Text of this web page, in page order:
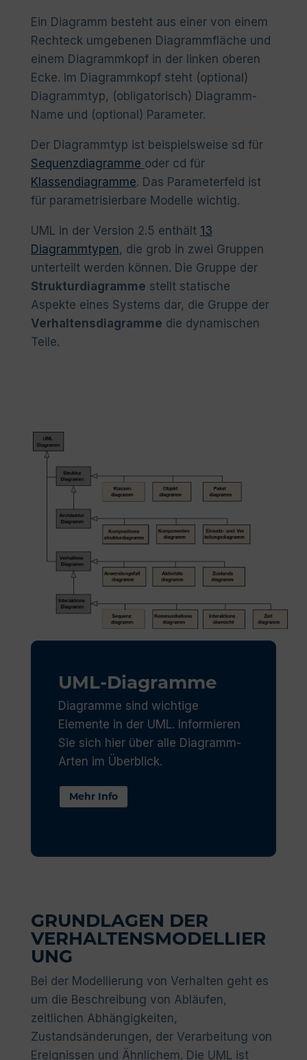
Ein Diagramm besteht aus einer von einem
Rechteck umgebenen Diagrammfläche und
einem Diagrammkopf in der linken oberen
Ecke. Im Diagrammkopf steht (optional)
Diagrammtyp, (obligatorisch) Diagramm-
Name und (optional) Parameter.
Der Diagrammtyp ist beispielsweise sd für
Sequenzdiagramme oder cd für
Klassendiagramme. Das Parameterfeld ist
für parametrisierbare Modelle wichtig.
UML in der Version 2.5 enthält 13
Diagrammtypen, die grob in zwei Gruppen
unterteilt werden können. Die Gruppe der
Strukturdiagramme stellt statische
Aspekte eines Systems dar, die Gruppe der
Verhaltensdiagramme die dynamischen
Teile.
UML-Diagramme
Diagramme sind wichtige
Elemente in der UML. Informieren
Sie sich hier über alle Diagramm-
Arten im Überblick.
Mehr Info
GRUNDLAGEN DER
VERHALTENSMODELLIER
UNG
Bei der Modellierung von Verhalten geht es
um die Beschreibung von Abläufen,
zeitlichen Abhängigkeiten,
Zustandsänderungen, der Verarbeitung von
Ereignissen und Ähnlichem. Die UML ist